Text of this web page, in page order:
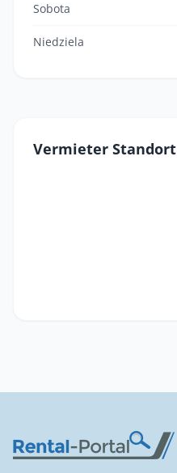
Sobota
Niedziela
Vermieter Standort